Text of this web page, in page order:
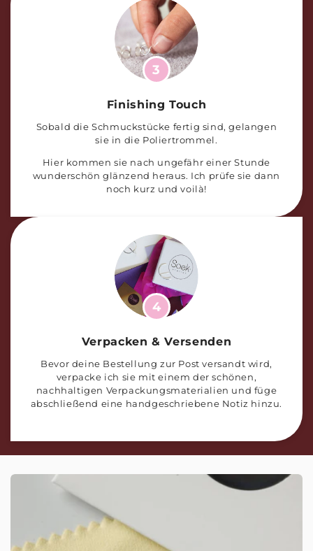
3
Finishing Touch
Sobald die Schmuckstücke fertig sind, gelangen
sie in die Poliertrommel.
Hier kommen sie nach ungefähr einer Stunde
wunderschön glänzend heraus. Ich prüfe sie dann
noch kurz und voilà!
4
Verpacken & Versenden
Bevor deine Bestellung zur Post versandt wird,
verpacke ich sie mit einem der schönen,
nachhaltigen Verpackungsmaterialien und füge
abschließend eine handgeschriebene Notiz hinzu.